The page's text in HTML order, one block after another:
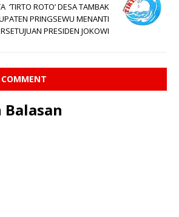
‘TIRTO ROTO’ DESA TAMBAK
PRINGSEWU MENANTI
PRESIDEN JOKOWI